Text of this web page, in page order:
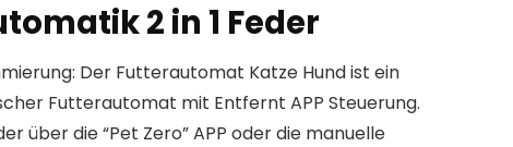
2 in 1 Feder
Der Futterautomat Katze Hund ist ein
Futterautomat mit Entfernt APP Steuerung.
über die “Pet Zero” APP oder die manuelle